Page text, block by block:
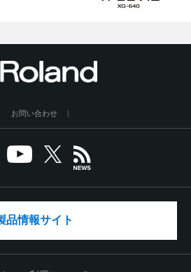
お問い合わせ
品情報サイト